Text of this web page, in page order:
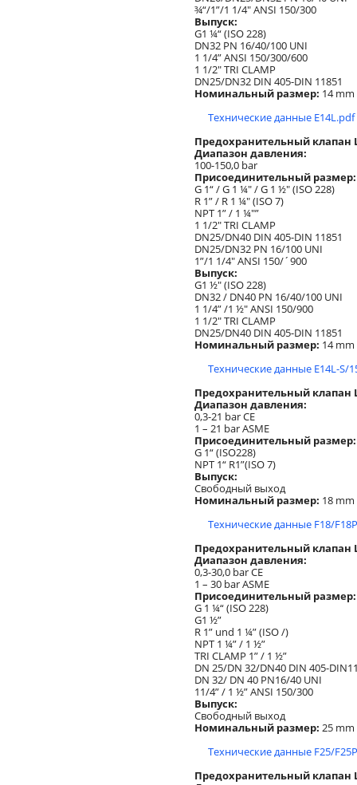
¾“/1”/1 1/4" ANSI 150/300
Выпуск:
G1 ¼“ (ISO 228)
DN32 PN 16/40/100 UNI
1 1/4” ANSI 150/300/600
1 1/2" TRI CLAMP
DN25/DN32 DIN 405-DIN 11851
Номинальный размер: 14 mm
Технические данные E14L.pdf
Предохранительный клапан
Диапазон давления:
100-150,0 bar
Присоединительный размер:
G 1“ / G 1 ¼" / G 1 ½" (ISO 228)
R 1” / R 1 ¼" (ISO 7)
NPT 1” / 1 ¼"”
1 1/2" TRI CLAMP
DN25/DN40 DIN 405-DIN 11851
DN25/DN32 PN 16/100 UNI
1”/1 1/4" ANSI 150/´900
Выпуск:
G1 ½" (ISO 228)
DN32 / DN40 PN 16/40/100 UNI
1 1/4” /1 ½" ANSI 150/900
1 1/2" TRI CLAMP
DN25/DN40 DIN 405-DIN 11851
Номинальный размер: 14 mm
Технические данные E14L-S/
Предохранительный клапан
Диапазон давления:
0,3-21 bar CE
1 – 21 bar ASME
Присоединительный размер:
G 1“ (ISO228)
NPT 1“ R1”(ISO 7)
Выпуск:
Свободный выход
Номинальный размер: 18 mm
Технические данные F18/
Предохранительный клапан
Диапазон давления:
0,3-30,0 bar CE
1 – 30 bar ASME
Присоединительный размер:
G 1 ¼“ (ISO 228)
G1 ½”
R 1” und 1 ¼” (ISO /)
NPT 1 ¼” / 1 ½”
TRI CLAMP 1” / 1 ½”
DN 25/DN 32/DN40 DIN 405-
DN 32/ DN 40 PN16/40 UNI
11/4” / 1 ½” ANSI 150/300
Выпуск:
Свободный выход
Номинальный размер: 25 mm
Технические данные F25/
Предохранительный клапан